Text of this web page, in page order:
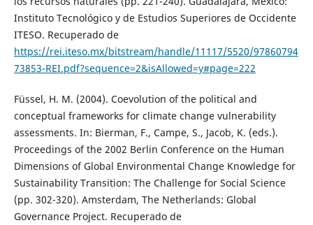
Instituto Tecnológico y de Estudios Superiores de Occidente
ITESO. Recuperado de
https://rei.iteso.mx/bitstream/handle/11117/5520/97860794
73853-REI.pdf?sequence=2&isAllowed=y#page=222
Füssel, H. M. (2004). Coevolution of the political and
conceptual frameworks for climate change vulnerability
assessments. In: Bierman, F., Campe, S., Jacob, K. (eds.).
Proceedings of the 2002 Berlin Conference on the Human
Dimensions of Global Environmental Change Knowledge for
Sustainability Transition: The Challenge for Social Science
(pp. 302-320). Amsterdam, The Netherlands: Global
Governance Project. Recuperado de